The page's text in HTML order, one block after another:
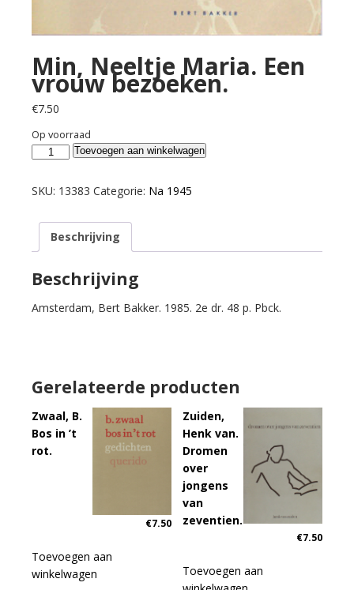
Min, Neeltje Maria. Een
vrouw bezoeken.
€7.50
Op voorraad
Min,
Maria.
vrouw
bezoeken.
aantal
Toevoegen aan winkelwagen
SKU: 13383 Categorie: Na 1945
Beschrijving
Beschrijving
Amsterdam, Bert Bakker. 1985. 2e dr. 48 p. Pbck.
Gerelateerde producten
Zwaal, B.
Bos in ’t
rot.
€7.50
Toevoegen aan
winkelwagen
Zuiden,
Henk van.
Dromen
over
jongens
van
zeventien.
€7.50
Toevoegen aan